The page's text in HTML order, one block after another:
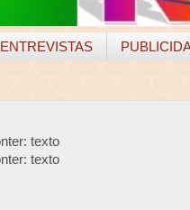
ENTREVISTAS